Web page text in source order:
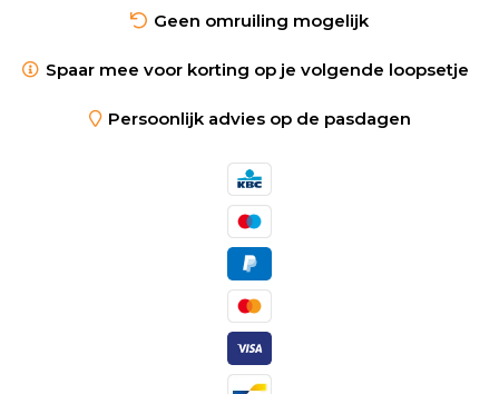
Geen omruiling mogelijk
Spaar mee voor korting op je volgende loopsetje
Persoonlijk advies op de pasdagen